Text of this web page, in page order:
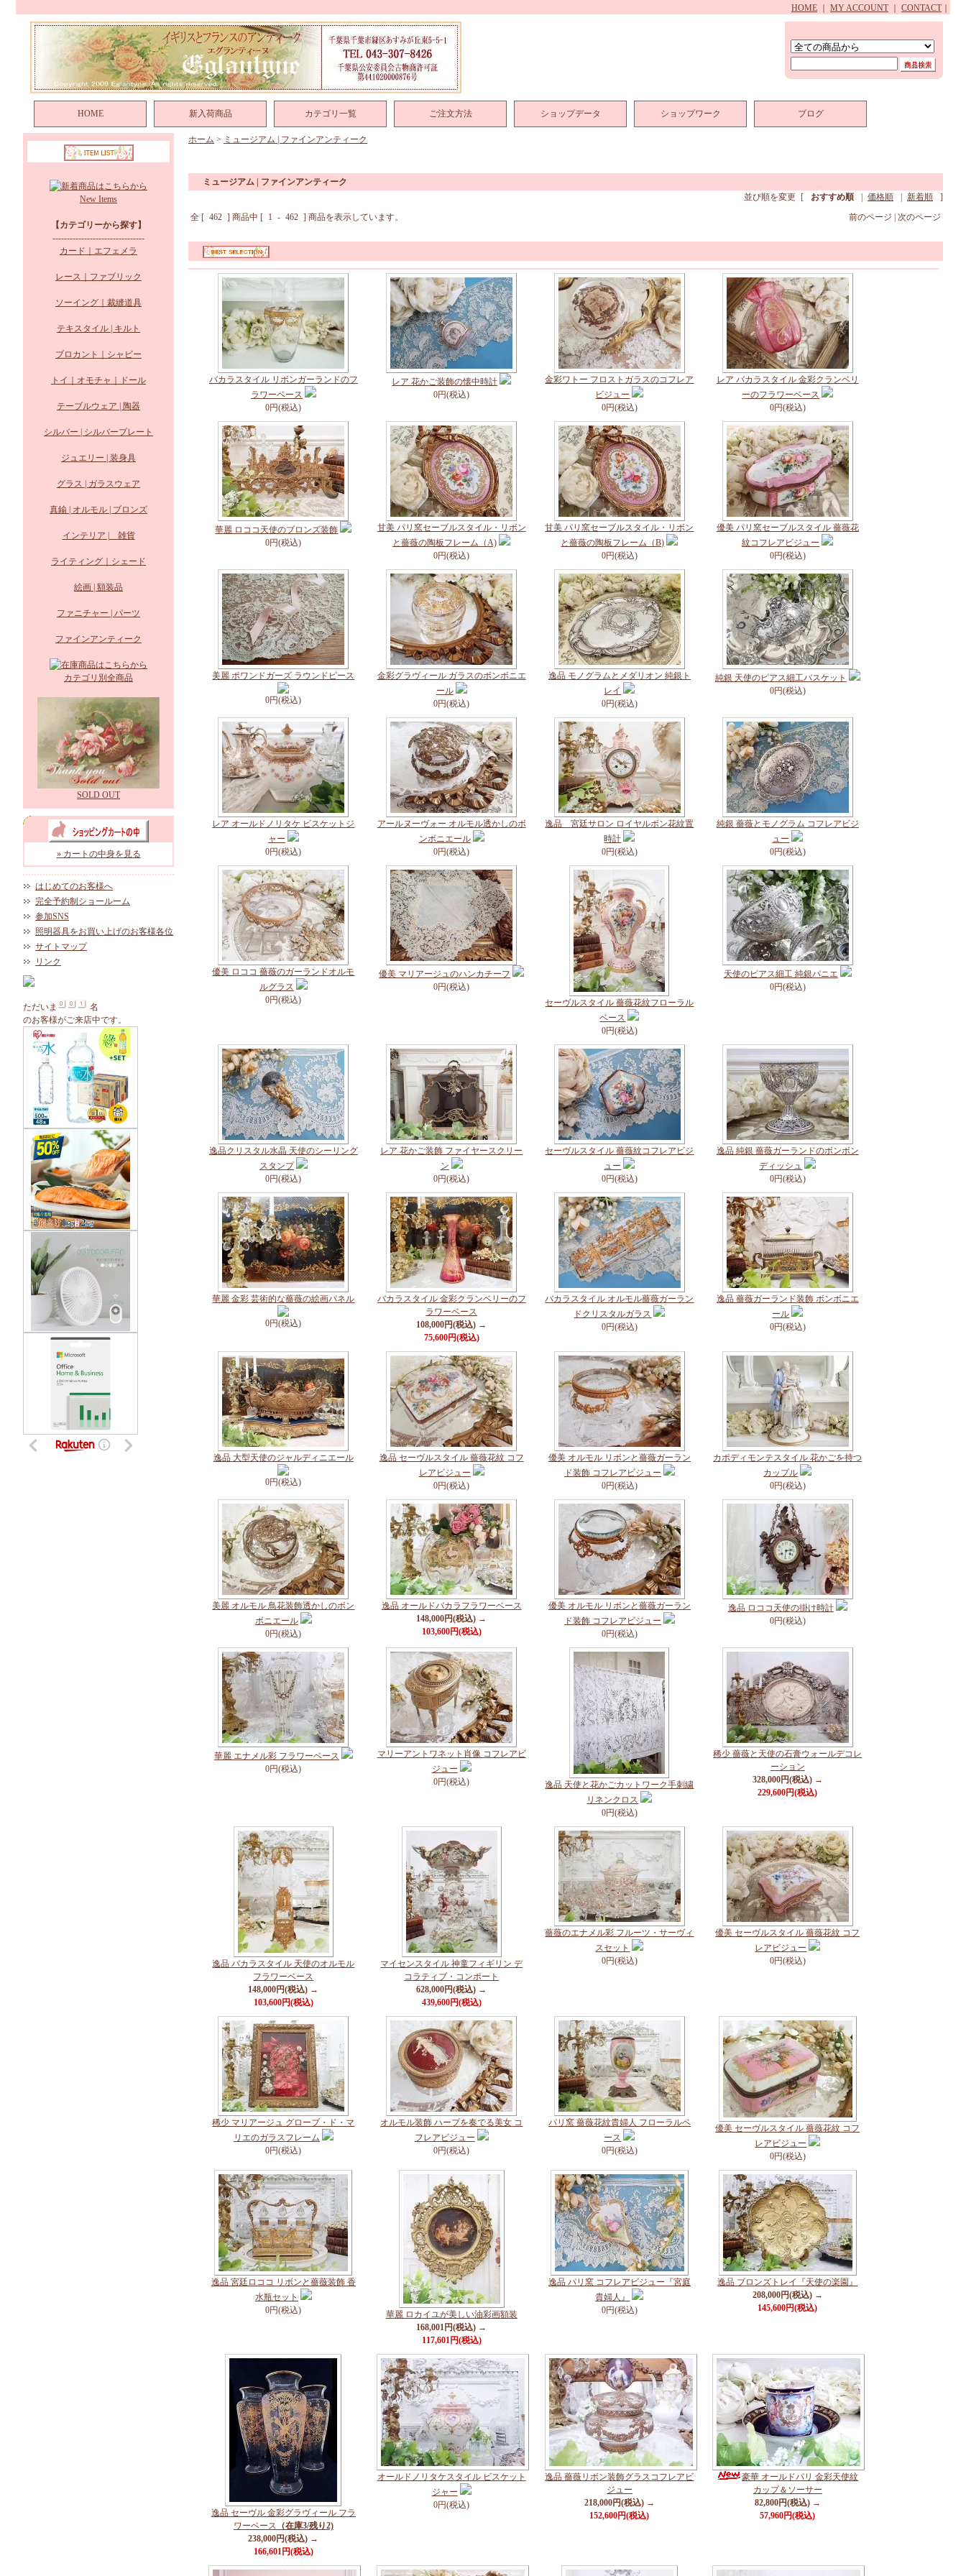
HOME MY ACCOUNT CONTACT
HOME 新入荷商品 カテゴリ一覧 ご注文方法 ショップデータ ショップワーク ブログ
New Items
【カテゴリーから探す】
--------------------------------
カード｜エフェメラ
レース｜ファブリック
ソーイング｜裁縫道具
テキスタイル | キルト
ブロカント｜シャビー
トイ｜オモチャ｜ドール
テーブルウェア | 陶器
シルバー | シルバープレート
ジュエリー | 装身具
グラス | ガラスウェア
真鍮 | オルモル | ブロンズ
インテリア | 雑貨
ライティング｜シェード
絵画 | 額装品
ファニチャー | パーツ
ファインアンティーク
カテゴリ別全商品
SOLD OUT
» カートの中身を見る
はじめてのお客様へ
完全予約制ショールーム
参加SNS
照明器具をお買い上げのお客様各位
サイトマップ
リンク
ただいま
名
のお客様がご来店中です。
ホーム > ミュージアム | ファインアンティーク
ミュージアム | ファインアンティーク
並び順を変更 [ おすすめ順 価格順 新着順
]
全 [ 462 ] 商品中 [ 1 - 462 ] 商品を表示しています。 前のページ | 次のページ
バカラスタイル リボンガーランドのフ
ラワーベース
0円(税込)
レア 花かご装飾の懐中時計
0円(税込)
金彩ワトー フロストガラスのコフレア
ビジュー
0円(税込)
レア バカラスタイル 金彩クランベリ
ーのフラワーベース
0円(税込)
華麗 ロココ天使のブロンズ装飾
0円(税込)
甘美 パリ窯セーブルスタイル・リボン
と薔薇の陶板フレーム（A)
0円(税込)
甘美 パリ窯セーブルスタイル・リボン
と薔薇の陶板フレーム（B)
0円(税込)
優美 パリ窯セーブルスタイル 薔薇花
紋コフレアビジュー
0円(税込)
美麗 ポワンドガーズ ラウンドピース
0円(税込)
金彩グラヴィール ガラスのボンボニエ
ール
0円(税込)
逸品 モノグラムとメダリオン 純銀ト
レイ
0円(税込)
純銀 天使のピアス細工バスケット
0円(税込)
レア オールドノリタケ ビスケットジ
ャー
0円(税込)
アールヌーヴォー オルモル透かしのボ
ンボニエール
0円(税込)
逸品 宮廷サロン ロイヤルボン花紋置
時計
0円(税込)
純銀 薔薇とモノグラム コフレアビジ
ュー
0円(税込)
優美 ロココ 薔薇のガーランドオルモ
ルグラス
0円(税込)
優美 マリアージュのハンカチーフ
0円(税込)
セーヴルスタイル 薔薇花紋フローラル
ベース
0円(税込)
天使のピアス細工 純銀パニエ
0円(税込)
逸品クリスタル水晶 天使のシーリング
スタンプ
0円(税込)
レア 花かご装飾 ファイヤースクリー
ン
0円(税込)
セーヴルスタイル 薔薇紋コフレアビジ
ュー
0円(税込)
逸品 純銀 薔薇ガーランドのボンボン
ディッシュ
0円(税込)
華麗 金彩 芸術的な薔薇の絵画パネル
0円(税込)
バカラスタイル 金彩クランベリーのフ
ラワーベース
108,000円(税込) →
75,600円(税込)
バカラスタイル オルモル薔薇ガーラン
ドクリスタルガラス
0円(税込)
逸品 薔薇ガーランド装飾 ボンボニエ
ール
0円(税込)
逸品 大型天使のジャルディニエール
0円(税込)
逸品 セーヴルスタイル 薔薇花紋 コフ
レアビジュー
0円(税込)
優美 オルモル リボンと薔薇ガーラン
ド装飾 コフレアビジュー
0円(税込)
カポディモンテスタイル 花かごを持つ
カップル
0円(税込)
美麗 オルモル 鳥花装飾透かしのボン
ボニエール
0円(税込)
逸品 オールドバカラフラワーベース
148,000円(税込) →
103,600円(税込)
優美 オルモル リボンと薔薇ガーラン
ド装飾 コフレアビジュー
0円(税込)
逸品 ロココ天使の掛け時計
0円(税込)
華麗 エナメル彩 フラワーベース
0円(税込)
マリーアントワネット肖像 コフレアビ
ジュー
0円(税込)
逸品 天使と花かごカットワーク手刺繍
リネンクロス
0円(税込)
稀少 薔薇と天使の石膏ウォールデコレ
ーション
328,000円(税込) →
229,600円(税込)
逸品 バカラスタイル 天使のオルモル
フラワーベース
148,000円(税込) →
103,600円(税込)
マイセンスタイル 神童フィギリン デ
コラティブ・コンポート
628,000円(税込) →
439,600円(税込)
薔薇のエナメル彩 フルーツ・サーヴィ
スセット
0円(税込)
優美 セーヴルスタイル 薔薇花紋 コフ
レアビジュー
0円(税込)
稀少 マリアージュ グローブ・ド・マ
リエのガラスフレーム
0円(税込)
オルモル装飾 ハープを奏でる美女 コ
フレアビジュー
0円(税込)
パリ窯 薔薇花紋貴婦人 フローラルベ
ース
0円(税込)
優美 セーヴルスタイル 薔薇花紋 コフ
レアビジュー
0円(税込)
逸品 宮廷ロココ リボンと薔薇装飾 香
水瓶セット
0円(税込)
華麗 ロカイユが美しい油彩画額装
168,001円(税込) →
117,601円(税込)
逸品 パリ窯 コフレアビジュー『宮庭
貴婦人』
0円(税込)
逸品 ブロンズトレイ『天使の楽園』
208,000円(税込) →
145,600円(税込)
逸品 セーヴル 金彩グラヴィール フラ
ワーベース （在庫3/残り2)
238,000円(税込) →
166,601円(税込)
オールドノリタケスタイル ビスケット
ジャー
0円(税込)
逸品 薔薇リボン装飾グラスコフレアビ
ジュー
218,000円(税込) →
152,600円(税込)
豪華 オールドパリ 金彩天使紋
カップ＆ソーサー
82,800円(税込) →
57,960円(税込)